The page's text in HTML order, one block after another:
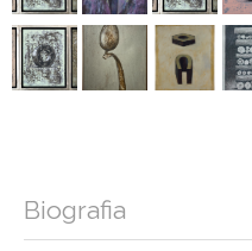
Biografia